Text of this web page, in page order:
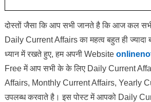
दोस्तों जैसा कि आप सभी जानते है कि आज कल सभी
Daily Current Affairs का महत्व बहुत ही ज्यादा
ध्यान में रखते हुए, हम अपनी Website
Free में आप सभी के के लिए Daily Current
Affairs, Monthly Current Affairs, Yearly
उपलब्ध करवाते है। इस पोस्ट में आपको Daily